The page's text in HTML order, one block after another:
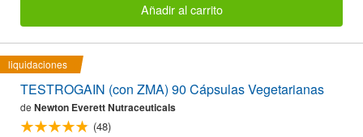
Añadir al carrito
liquidaciones
TESTROGAIN (con ZMA) 90 Cápsulas Vegetarianas
de Newton Everett Nutraceuticals
(48)